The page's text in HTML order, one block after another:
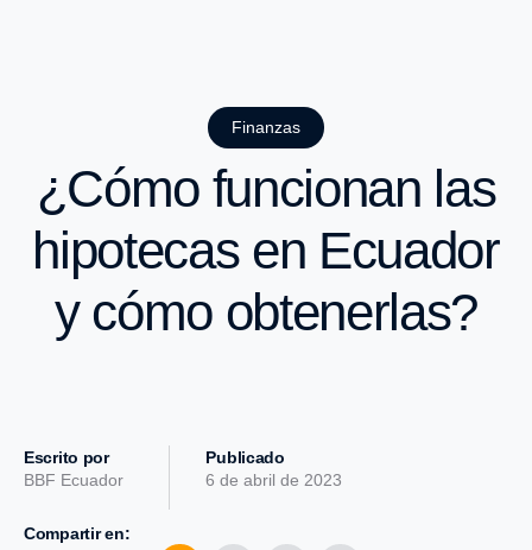
Finanzas
¿Cómo funcionan las
hipotecas en Ecuador
y cómo obtenerlas?
Escrito por
BBF Ecuador
Publicado
6 de abril de 2023
Compartir en: